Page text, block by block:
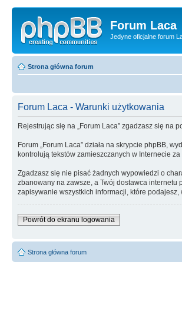
Forum Laca
Jedyne oficjalne forum
Strona główna forum
Forum Laca - Warunki użytkowania
Rejestrując się na „Forum Laca” zgadzasz się na
Forum „Forum Laca” działa na skrypcie phpBB,
kontrolują tekstów zamieszczanych w Internecie
Zgadzasz się nie pisać żadnych wypowiedzi o
zbanowany na zawsze, a Twój dostawca internetu
zapisywanie wszystkich informacji, które
Powrót do ekranu logowania
Strona główna forum